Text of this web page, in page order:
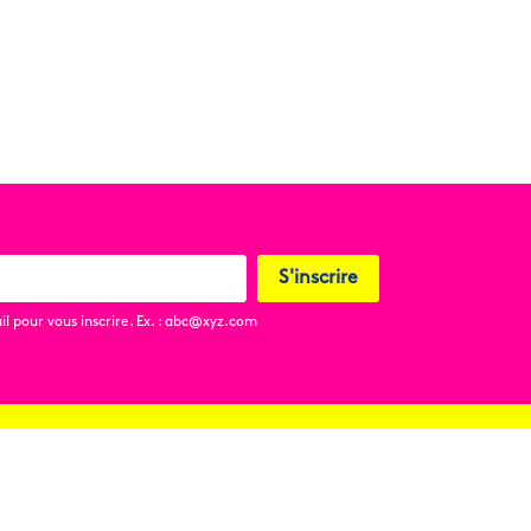
pour vous inscrire. Ex. : abc@xyz.com
S'inscrire